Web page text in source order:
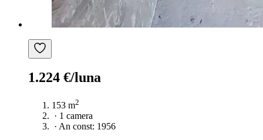
1.224 €/luna
153 m2
· 1 camera
· An const: 1956